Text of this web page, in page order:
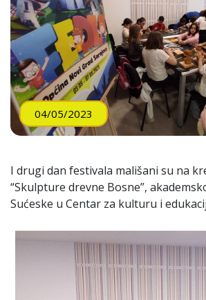
04/05/2023
I drugi dan festivala mališani su na
“Skulpture drevne Bosne”,
Sućeske u Centar za kulturu i